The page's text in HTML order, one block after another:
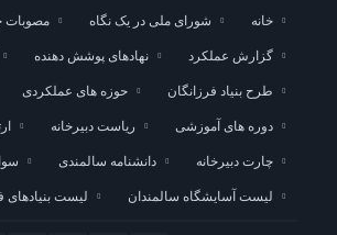
خانه شورای ملی در یک نگاه مصوبات
گزارش عملکرد نهادهای پوشش دهنده
طرح بنیاد فرزانگان حوزه های عملکردی
دوره های آموزشی ریاست دبیرخانه
چارت دبیرخانه دانشنامه سالمندی
لیست آسایشگاه سالمندان لیست بنیادهای